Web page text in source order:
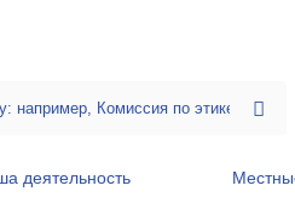
деятельность